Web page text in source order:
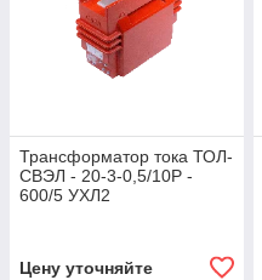
Трансформатор тока ТОЛ-
СВЭЛ - 20-3-0,5/10Р -
600/5 УХЛ2
Цену уточняйте